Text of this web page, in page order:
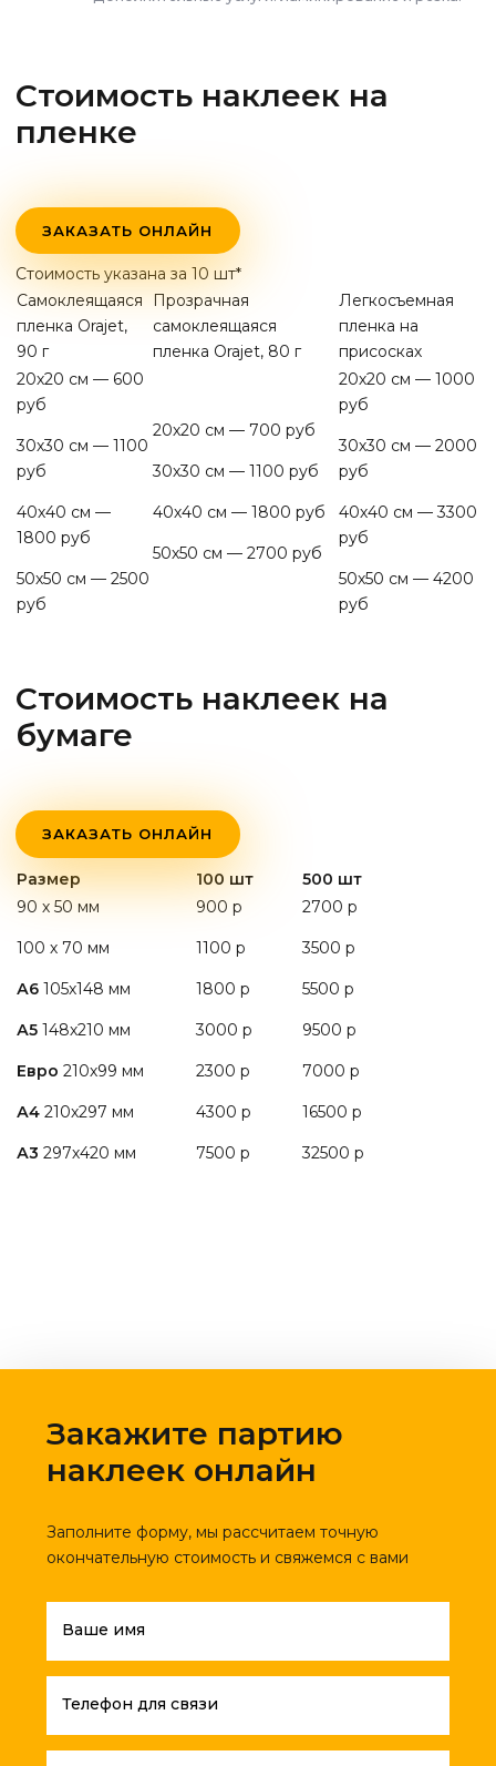
Стоимость наклеек на
пленке
ЗАКАЗАТЬ ОНЛАЙН
Стоимость указана за 10 шт*
Самоклеящаяся
пленка Orajet,
90 г
Прозрачная
самоклеящаяся
пленка Orajet, 80 г
Легкосъемная
пленка на
присосках
20х20 см — 600
руб
30х30 см — 1100
руб
40х40 см —
1800 руб
50х50 см — 2500
руб
20х20 см — 700 руб
30х30 см — 1100 руб
40х40 см — 1800 руб
50х50 см — 2700 руб
20х20 см — 1000
руб
30х30 см — 2000
руб
40х40 см — 3300
руб
50х50 см — 4200
руб
Стоимость наклеек на
бумаге
ЗАКАЗАТЬ ОНЛАЙН
Размер 100 шт
500 шт
90 х 50 мм
100 х 70 мм
А6 105х148 мм
А5 148х210 мм
Евро 210х99 мм
А4 210х297 мм
А3 297х420 мм
900 р
1100 р
1800 р
3000 р
2300 р
4300 р
7500 р
2700 р
3500 р
5500 р
9500 р
7000 р
16500 р
32500 р
Закажите партию
наклеек онлайн
Заполните форму, мы рассчитаем точную
окончательную стоимость и свяжемся с вами
Ваше имя
Телефон для связи